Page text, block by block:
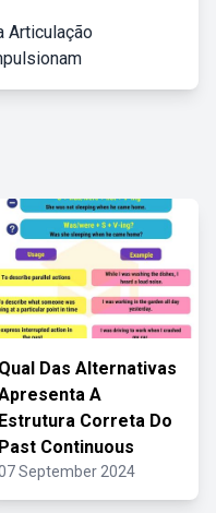
Articulação
Qual Das Alternativas
A
Estrutura Correta Do
Past Continuous
September 2024